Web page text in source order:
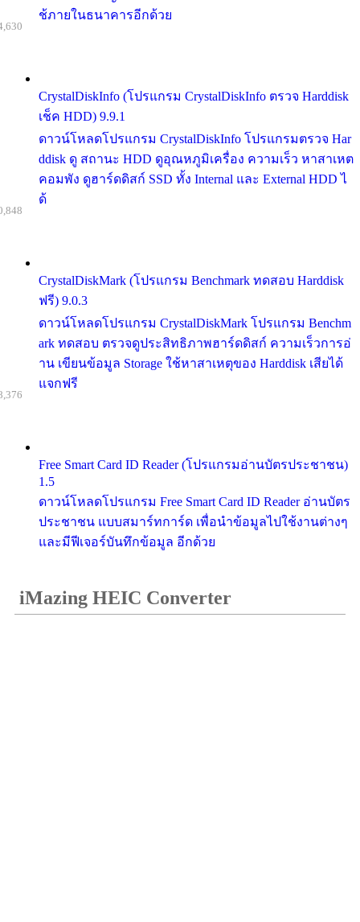
ช้ภายในธนาคารอีกด้วย
CrystalDiskInfo (โปรแกรม CrystalDiskInfo ตรวจ Harddisk
เช็ค HDD) 9.9.1
ดาวน์โหลดโปรแกรม CrystalDiskInfo โปรแกรมตรวจ Har
ddisk ดู สถานะ HDD ดูอุณหภูมิเครื่อง ความเร็ว หาสาเหต
คอมพัง ดูฮาร์ดดิสก์ SSD ทั้ง Internal และ External HDD ไ
ด้
CrystalDiskMark (โปรแกรม Benchmark ทดสอบ Harddisk
ฟรี) 9.0.3
ดาวน์โหลดโปรแกรม CrystalDiskMark โปรแกรม Benchm
ark ทดสอบ ตรวจดูประสิทธิภาพฮาร์ดดิสก์ ความเร็วการอ่
าน เขียนข้อมูล Storage ใช้หาสาเหตุของ Harddisk เสียได้
แจกฟรี
Free Smart Card ID Reader (โปรแกรมอ่านบัตรประชาชน)
1.5
ดาวน์โหลดโปรแกรม Free Smart Card ID Reader อ่านบัตร
ประชาชน แบบสมาร์ทการ์ด เพื่อนำข้อมูลไปใช้งานต่างๆ
และมีฟีเจอร์บันทึกข้อมูล อีกด้วย
iMazing HEIC Converter